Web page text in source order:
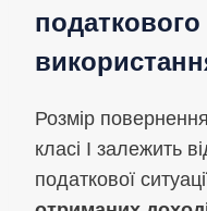
податкового
Розмір
класі I залежить
податкової